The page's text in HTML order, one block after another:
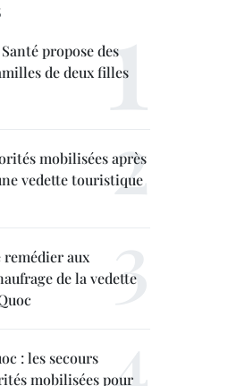
propose des
de deux filles
mobilisées après
vedette touristique
remédier aux
de la vedette
: les secours
mobilisées pour